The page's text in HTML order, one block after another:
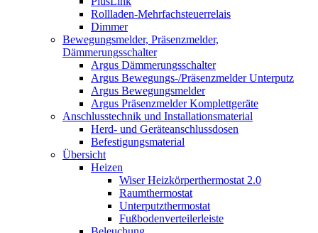
Rollladen-Mehrfachsteuerrelais
Dimmer
Bewegungsmelder, Präsenzmelder,
Dämmerungsschalter
Argus Dämmerungsschalter
Argus Bewegungs-/Präsenzmelder Unterputz
Argus Bewegungsmelder
Argus Präsenzmelder Komplettgeräte
Anschlusstechnik und Installationsmaterial
Herd- und Geräteanschlussdosen
Befestigungsmaterial
Übersicht
Heizen
Wiser Heizkörperthermostat 2.0
Raumthermostat
Unterputzthermostat
Fußbodenverteilerleiste